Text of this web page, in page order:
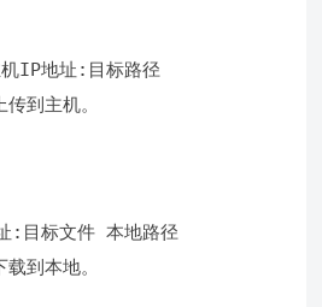
IP地址:目标路径
到主机。
:目标文件 本地路径
到本地。